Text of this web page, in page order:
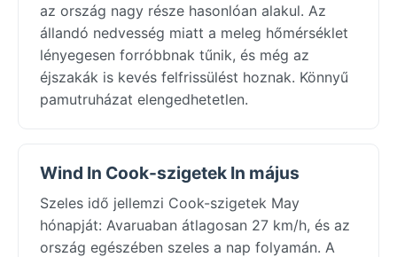
az ország nagy része hasonlóan alakul. Az
állandó nedvesség miatt a meleg hőmérséklet
lényegesen forróbbnak tűnik, és még az
éjszakák is kevés felfrissülést hoznak. Könnyű
pamutruházat elengedhetetlen.
Wind In Cook-szigetek In május
Szeles idő jellemzi Cook-szigetek May
hónapját: Avaruaban átlagosan 27 km/h, és az
ország egészében szeles a nap folyamán. A